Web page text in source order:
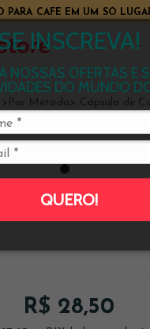
INSCREVA!
NOSSAS OFERTAS E
DO MUNDO
QUERO!
PARA CAFÉ EM UM SÓ
Por Método Cápsula de
Santa Alcina
R$ 28,50